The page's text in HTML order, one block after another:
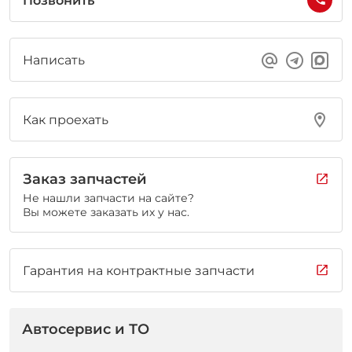
Написать
Как проехать
Заказ запчастей
Не нашли запчасти на сайте?
Вы можете заказать их у нас.
Гарантия на контрактные запчасти
Автосервис и ТО